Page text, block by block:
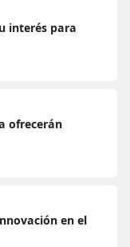
interés para
ofrecerán
en el